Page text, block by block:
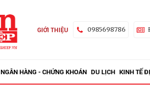
GIỚI THIỆU 0985698786
NGÂN HÀNG - CHỨNG KHOÁN DU LỊCH KINH TẾ